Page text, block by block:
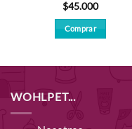
$45.000
Comprar
WOHLPET...